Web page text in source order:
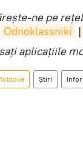
ne pe
Odnoklassniki |
aplicaţiile
Știri